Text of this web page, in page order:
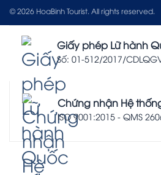
© 2026 HoaBinh Tourist. All rights reserved.
Giấy phép Lữ hành
Số: 01-512/2017/
Chứng nhận Hệ
ISO 9001:2015 - QMS